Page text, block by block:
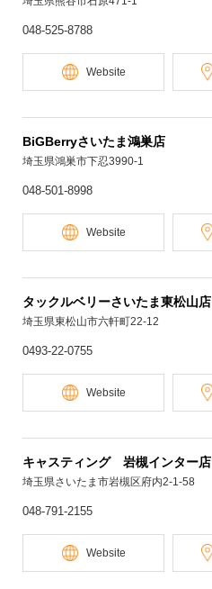
048-525-8788
Website
BiGBerryさいたま鴻巣店
埼玉県鴻巣市下忍3990-1
048-501-8998
Website
タックルベリーさいたま東松山店
埼玉県東松山市六軒町22-12
0493-22-0755
Website
キャスティング 岩槻インター店
埼玉県さいたま市岩槻区府内2-1-58
048-791-2155
Website